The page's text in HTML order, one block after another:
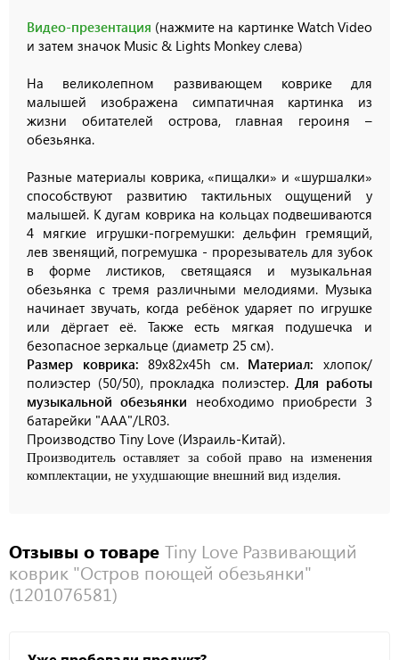
Видео-презентация (нажмите на картинке Watch Video
и затем значок Music & Lights Monkey слева)
На великолепном развивающем коврике для
малышей изображена симпатичная картинка из
жизни обитателей острова, главная героиня –
обезьянка.
Разные материалы коврика, «пищалки» и «шуршалки»
способствуют развитию тактильных ощущений у
малышей. К дугам коврика на кольцах подвешиваются
4 мягкие игрушки-погремушки: дельфин гремящий,
лев звенящий, погремушка - прорезыватель для зубок
в форме листиков, светящаяся и музыкальная
обезьянка с тремя различными мелодиями. Музыка
начинает звучать, когда ребёнок ударяет по игрушке
или дёргает её. Также есть мягкая подушечка и
безопасное зеркальце (диаметр 25 см).
Размер коврика: 89х82х45h см. Материал: хлопок/
полиэстер (50/50), прокладка полиэстер.Для работы
музыкальной обезьянки необходимо приобрести 3
батарейки "ААА"/LR03.
Производство Tiny Love (Израиль-Китай).
Производитель оставляет за собой право на изменения
комплектации, не ухудшающие внешний вид изделия.
Отзывы о товаре Tiny Love Развивающий
коврик "Остров поющей обезьянки"
(1201076581)